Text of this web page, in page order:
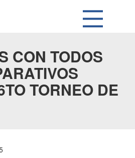
CON TODOS
TORNEO DE